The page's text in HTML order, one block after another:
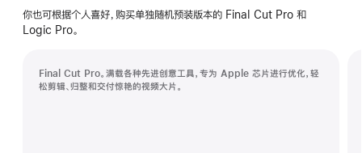
作
你也可根据个人喜好，购买单独随机预装版本的 Final Cut Pro 和
Logic Pro。
Final Cut Pro。满载各种先进创意工具，专为 Apple 芯片进行优化，轻
松剪辑、归整和交付惊艳的视频大片。